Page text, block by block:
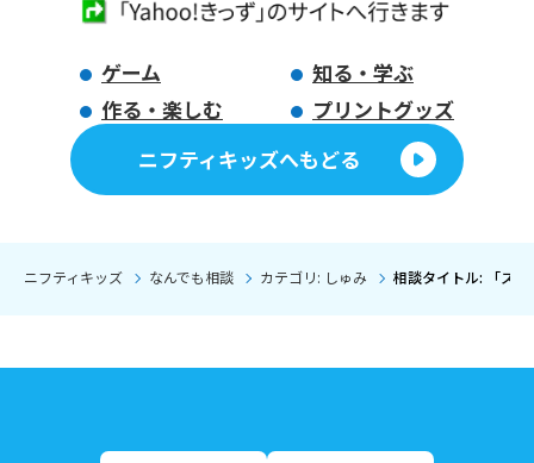
ゲーム
知る・学ぶ
作る・楽しむ
プリントグッズ
ニフティキッズへもどる
ニフティキッズ なんでも相談 カテゴリ: しゅみ 相談タイトル: 「ス